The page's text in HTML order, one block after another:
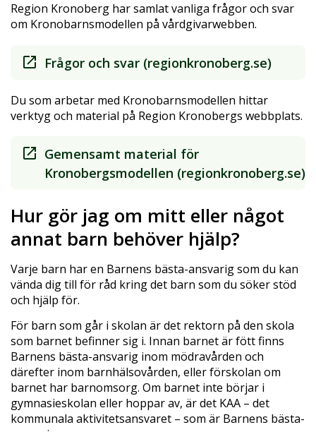
Region Kronoberg har samlat vanliga frågor och svar
om Kronobarnsmodellen på vårdgivarwebben.
Frågor och svar (regionkronoberg.se)
Du som arbetar med Kronobarnsmodellen hittar
verktyg och material på Region Kronobergs webbplats.
Gemensamt material för
Kronobergsmodellen (regionkronoberg.se)
Hur gör jag om mitt eller något
annat barn behöver hjälp?
Varje barn har en Barnens bästa-ansvarig som du kan
vända dig till för råd kring det barn som du söker stöd
och hjälp för.
För barn som går i skolan är det rektorn på den skola
som barnet befinner sig i. Innan barnet är fött finns
Barnens bästa-ansvarig inom mödravården och
därefter inom barnhälsovården, eller förskolan om
barnet har barnomsorg. Om barnet inte börjar i
gymnasieskolan eller hoppar av, är det KAA – det
kommunala aktivitetsansvaret – som är Barnens bästa-